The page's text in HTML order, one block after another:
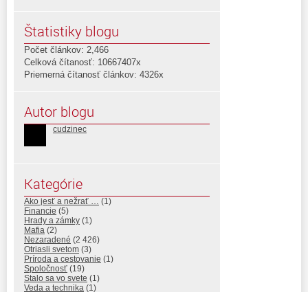
Štatistiky blogu
Počet článkov: 2,466
Celková čítanosť: 10667407x
Priemerná čítanosť článkov: 4326x
Autor blogu
cudzinec
Kategórie
Ako jesť a nežrať … (1)
Financie (5)
Hrady a zámky (1)
Mafia (2)
Nezaradené (2 426)
Otriasli svetom (3)
Príroda a cestovanie (1)
Spoločnosť (19)
Stalo sa vo svete (1)
Veda a technika (1)